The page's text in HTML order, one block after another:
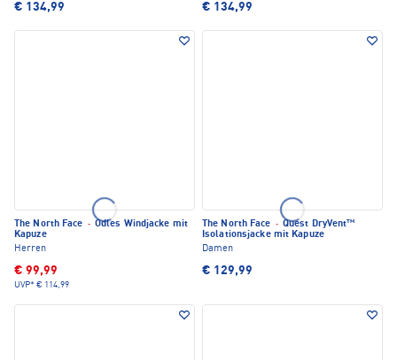
€ 134,99 € 134,99
The North Face · Odles Windjacke mit
Kapuze
Herren
€ 99,99
UVP* € 114,99
The North Face · Quest DryVent™
Isolationsjacke mit Kapuze
Damen
€ 129,99